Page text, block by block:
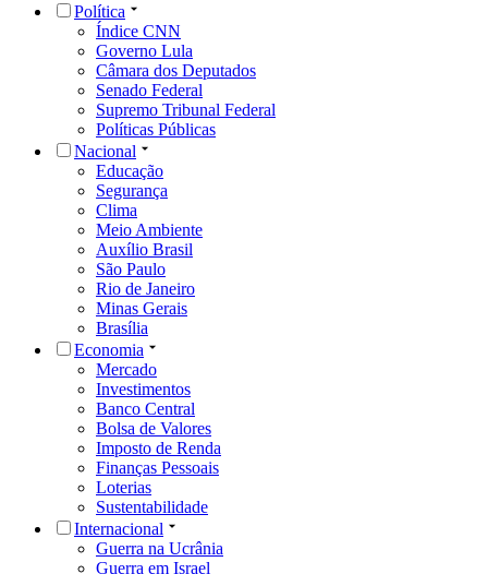
Política
Índice CNN
Governo Lula
Câmara dos Deputados
Senado Federal
Supremo Tribunal Federal
Políticas Públicas
Nacional
Educação
Segurança
Clima
Meio Ambiente
Auxílio Brasil
São Paulo
Rio de Janeiro
Minas Gerais
Brasília
Economia
Mercado
Investimentos
Banco Central
Bolsa de Valores
Imposto de Renda
Finanças Pessoais
Loterias
Sustentabilidade
Internacional
Guerra na Ucrânia
Guerra em Israel